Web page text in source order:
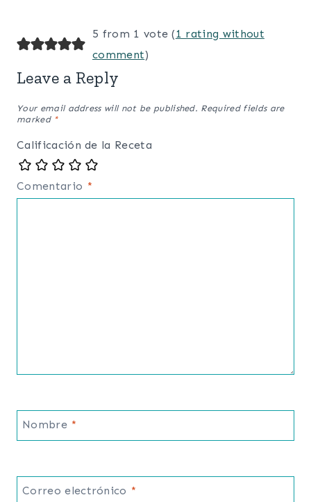
5 from 1 vote (1 rating without
comment)
Leave a Reply
Your email address will not be published. Required fields are
marked *
Calificación de la Receta
Comentario *
Nombre *
Correo electrónico *